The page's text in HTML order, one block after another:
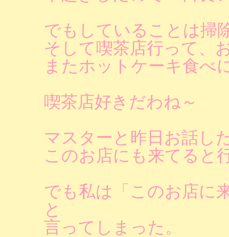
でもしていることは掃
そして喫茶店行って、
またホットケーキ食べ
喫茶店好きだわね～
マスターと昨日お話し
このお店にも来てると
でも私は「このお店に
と
言ってしまった。